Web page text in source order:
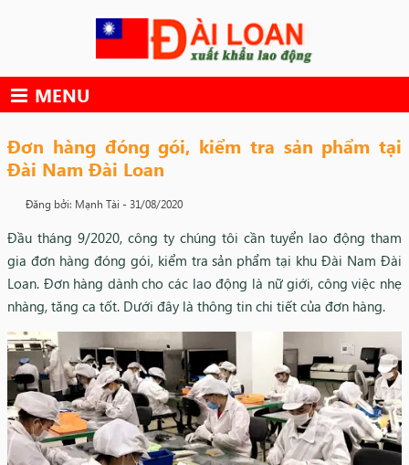
MENU
Đơn hàng đóng gói, kiểm tra sản phẩm tại
Đài Nam Đài Loan
Đăng bởi: Mạnh Tài - 31/08/2020
Đầu tháng 9/2020, công ty chúng tôi cần tuyển lao động tham
gia đơn hàng đóng gói, kiểm tra sản phẩm tại khu Đài Nam Đài
Loan. Đơn hàng dành cho các lao động là nữ giới, công việc nhẹ
nhàng, tăng ca tốt. Dưới đây là thông tin chi tiết của đơn hàng.